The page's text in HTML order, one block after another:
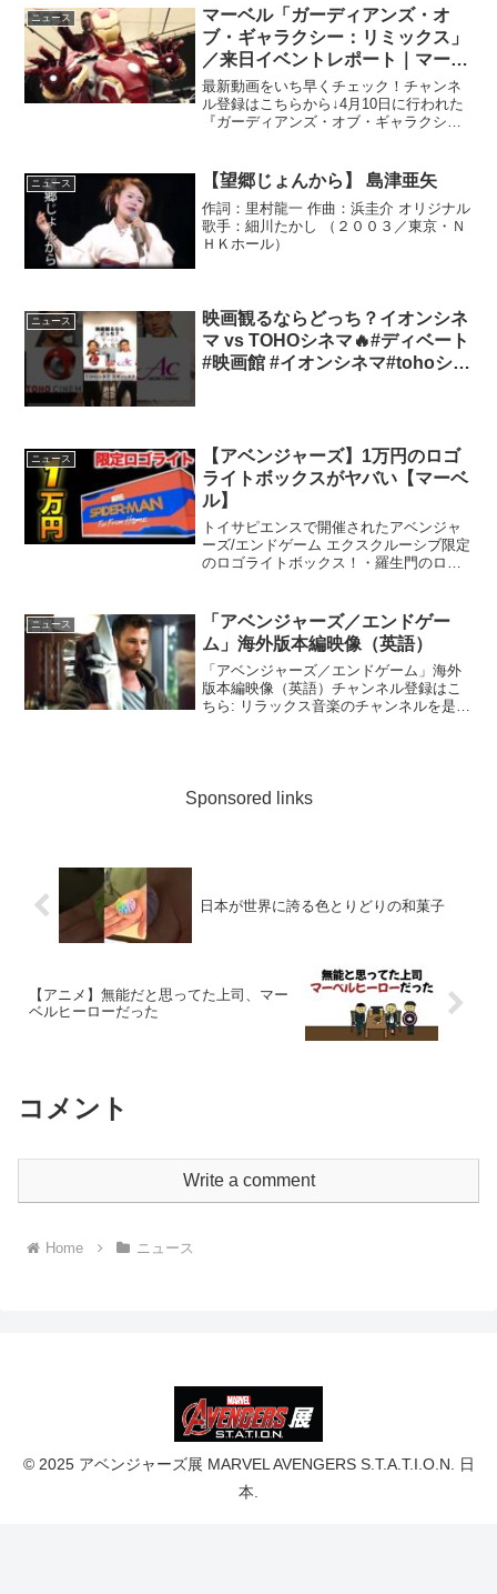
ニュース
マーベル「ガーディアンズ・オ
ブ・ギャラクシー：リミックス」
／来日イベントレポート｜マーベ
ルキャラクターに扮したファン集
結
最新動画をいち早くチェック！チャンネ
ル登録はこちらから↓4月10日に行われた
『ガーディアンズ・オブ・ギャラクシ
結した、マーベルキャラクターに扮した
ファンの方...
ニュース 【望郷じょんから】 島津亜矢
作詞：里村龍一 作曲：浜圭介 オリジナル
歌手：細川たかし （２００３／東京・Ｎ
ＨＫホール）
ニュース
映画観るならどっち？イオンシネ
マ vs TOHOシネマ🔥#ディベート
#映画館 #イオンシネマ#tohoシネ
ニュース
【アベンジャーズ】1万円のロゴ
ライトボックスがヤバい【マーベ
ル】
トイサピエンスで開催されたアベンジャ
ーズ/エンドゲーム エクスクルーシブ限定
のロゴライトボックス！・羅生門のロゴ
た！ ・親父のチャンネルTwitterアカウン
トあります...
ニュース
「アベンジャーズ／エンドゲー
ム」海外版本編映像（英語）
「アベンジャーズ／エンドゲーム」海外
版本編映像（英語）チャンネル登録はこ
ちら: リラックス音楽のチャンネルを是非
Sponsored links
日本が世界に誇る色とりどりの和菓子
【アニメ】無能だと思ってた上司、マー
ベルヒーローだった
コメント
Write a comment
Home ニュース
© 2025 アベンジャーズ展 MARVEL AVENGERS S.T.A.T.I.O.N. 日
本.